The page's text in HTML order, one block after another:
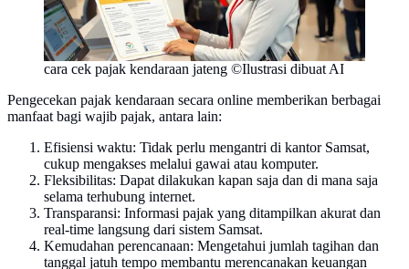
cara cek pajak kendaraan jateng ©Ilustrasi dibuat AI
Pengecekan pajak kendaraan secara online memberikan berbagai
manfaat bagi wajib pajak, antara lain:
Efisiensi waktu: Tidak perlu mengantri di kantor Samsat,
cukup mengakses melalui gawai atau komputer.
Fleksibilitas: Dapat dilakukan kapan saja dan di mana saja
selama terhubung internet.
Transparansi: Informasi pajak yang ditampilkan akurat dan
real-time langsung dari sistem Samsat.
Kemudahan perencanaan: Mengetahui jumlah tagihan dan
tanggal jatuh tempo membantu merencanakan keuangan